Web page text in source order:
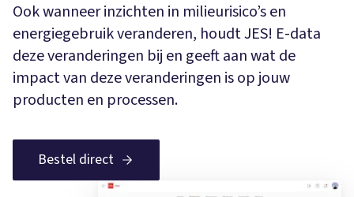
Ook wanneer inzichten in milieurisico’s en
energiegebruik veranderen, houdt JES! E-data
deze veranderingen bij en geeft aan wat de
impact van deze veranderingen is op jouw
producten en processen.
Bestel direct